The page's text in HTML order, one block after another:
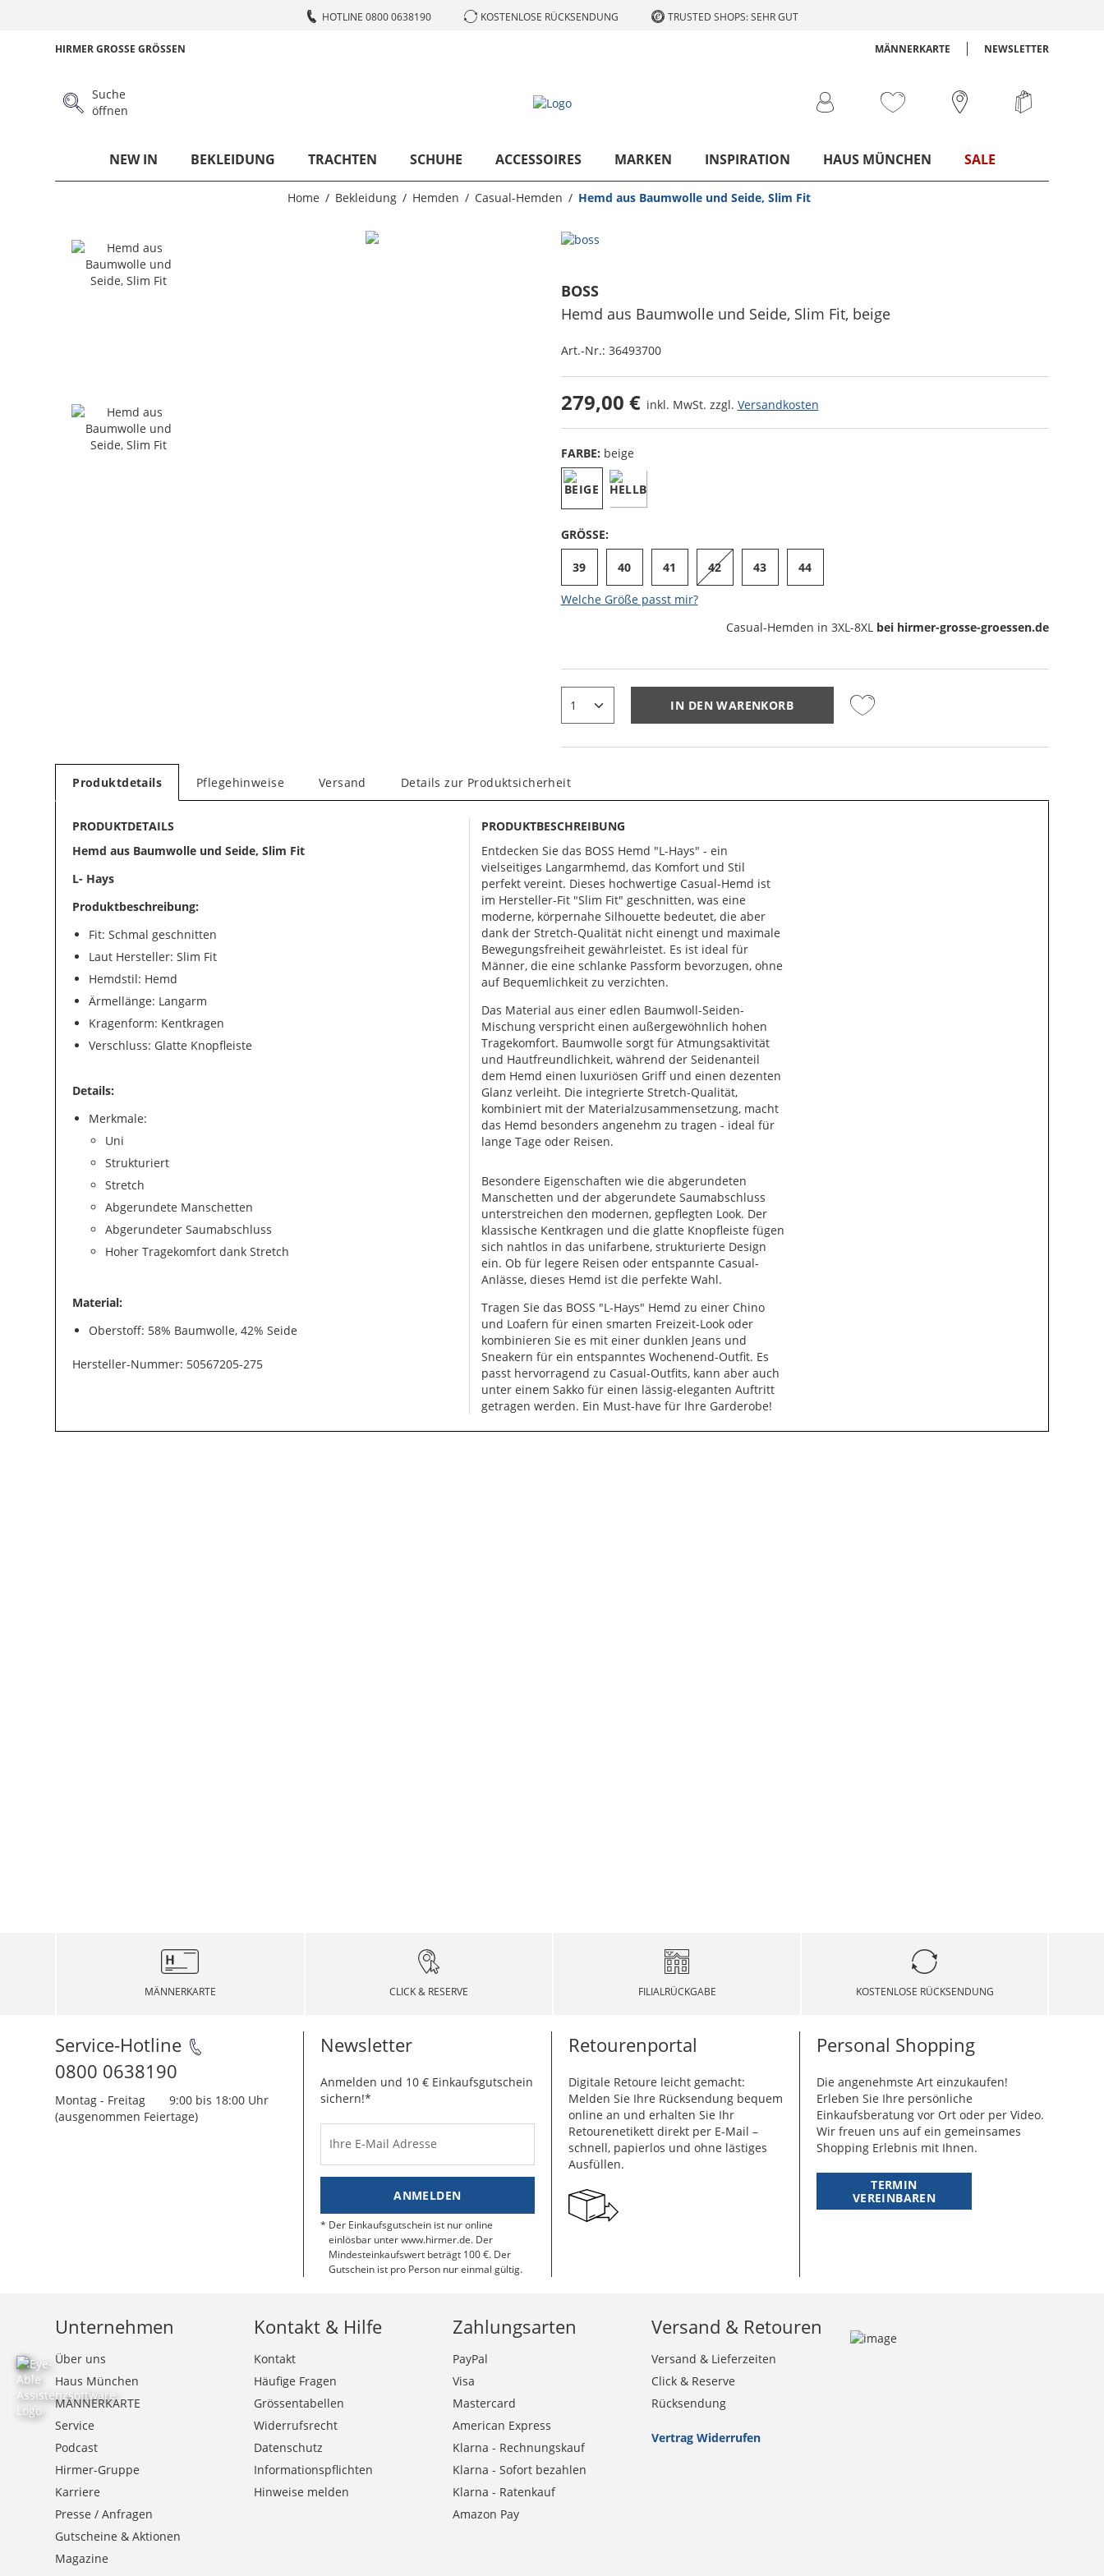
HOTLINE 0800 0638190 KOSTENLOSE RÜCKSENDUNG TRUSTED SHOPS: SEHR GUT
HIRMER GROSSE GRÖSSEN MÄNNERKARTE NEWSLETTER
Suche
öffnen
NEW IN BEKLEIDUNG TRACHTEN SCHUHE ACCESSOIRES MARKEN INSPIRATION HAUS MÜNCHEN SALE
Home Bekleidung Hemden Casual-Hemden Hemd aus Baumwolle und Seide, Slim Fit
BOSS
Hemd aus Baumwolle und Seide, Slim Fit, beige
Art.-Nr.: 36493700
279,00 € inkl. MwSt. zzgl. Versandkosten
FARBE: beige
GRÖSSE:
39 40 41 42 43 44
Welche Größe passt mir?
Casual-Hemden in 3XL-8XL bei hirmer-grosse-groessen.de
IN DEN WARENKORB
Produktdetails Pflegehinweise Versand Details zur Produktsicherheit
PRODUKTDETAILS
Hemd aus Baumwolle und Seide, Slim Fit
L- Hays
Produktbeschreibung:
Fit: Schmal geschnitten
Laut Hersteller: Slim Fit
Hemdstil: Hemd
Ärmellänge: Langarm
Kragenform: Kentkragen
Verschluss: Glatte Knopfleiste
Details:
Merkmale:
Uni
Strukturiert
Stretch
Abgerundete Manschetten
Abgerundeter Saumabschluss
Hoher Tragekomfort dank Stretch
Material:
Oberstoff: 58% Baumwolle, 42% Seide
Hersteller-Nummer: 50567205-275
PRODUKTBESCHREIBUNG
Entdecken Sie das BOSS Hemd "L-Hays" - ein
vielseitiges Langarmhemd, das Komfort und Stil
perfekt vereint. Dieses hochwertige Casual-Hemd ist
im Hersteller-Fit "Slim Fit" geschnitten, was eine
moderne, körpernahe Silhouette bedeutet, die aber
dank der Stretch-Qualität nicht einengt und maximale
Bewegungsfreiheit gewährleistet. Es ist ideal für
Männer, die eine schlanke Passform bevorzugen, ohne
auf Bequemlichkeit zu verzichten.
Das Material aus einer edlen Baumwoll-Seiden-
Mischung verspricht einen außergewöhnlich hohen
Tragekomfort. Baumwolle sorgt für Atmungsaktivität
und Hautfreundlichkeit, während der Seidenanteil
dem Hemd einen luxuriösen Griff und einen dezenten
Glanz verleiht. Die integrierte Stretch-Qualität,
kombiniert mit der Materialzusammensetzung, macht
das Hemd besonders angenehm zu tragen - ideal für
lange Tage oder Reisen.
Besondere Eigenschaften wie die abgerundeten
Manschetten und der abgerundete Saumabschluss
unterstreichen den modernen, gepflegten Look. Der
klassische Kentkragen und die glatte Knopfleiste fügen
sich nahtlos in das unifarbene, strukturierte Design
ein. Ob für legere Reisen oder entspannte Casual-
Anlässe, dieses Hemd ist die perfekte Wahl.
Tragen Sie das BOSS "L-Hays" Hemd zu einer Chino
und Loafern für einen smarten Freizeit-Look oder
kombinieren Sie es mit einer dunklen Jeans und
Sneakern für ein entspanntes Wochenend-Outfit. Es
passt hervorragend zu Casual-Outfits, kann aber auch
unter einem Sakko für einen lässig-eleganten Auftritt
getragen werden. Ein Must-have für Ihre Garderobe!
MÄNNERKARTE CLICK & RESERVE FILIALRÜCKGABE KOSTENLOSE RÜCKSENDUNG
Service-Hotline
0800 0638190
Montag - Freitag
9:00 bis 18:00 Uhr
(ausgenommen Feiertage)
Newsletter
Anmelden und 10 € Einkaufsgutschein
sichern!*
Ihre E-Mail Adresse
ANMELDEN
Der Einkaufsgutschein ist nur online
einlösbar unter www.hirmer.de. Der
Mindesteinkaufswert beträgt 100 €. Der
Gutschein ist pro Person nur einmal gültig.
Retourenportal
Digitale Retoure leicht gemacht:
Melden Sie Ihre Rücksendung bequem
online an und erhalten Sie Ihr
Retourenetikett direkt per E-Mail –
schnell, papierlos und ohne lästiges
Ausfüllen.
Personal Shopping
Die angenehmste Art einzukaufen!
Erleben Sie Ihre persönliche
Einkaufsberatung vor Ort oder per Video.
Wir freuen uns auf ein gemeinsames
Shopping Erlebnis mit Ihnen.
TERMIN
VEREINBAREN
Unternehmen
Über uns
Haus München
MÄNNERKARTE
Service
Podcast
Hirmer-Gruppe
Karriere
Presse / Anfragen
Gutscheine & Aktionen
Magazine
Kontakt & Hilfe
Kontakt
Häufige Fragen
Grössentabellen
Widerrufsrecht
Datenschutz
Informationspflichten
Hinweise melden
Zahlungsarten
PayPal
Visa
Mastercard
American Express
Klarna - Rechnungskauf
Klarna - Sofort bezahlen
Klarna - Ratenkauf
Amazon Pay
Versand & Retouren
Versand & Lieferzeiten
Click & Reserve
Rücksendung
Vertrag Widerrufen